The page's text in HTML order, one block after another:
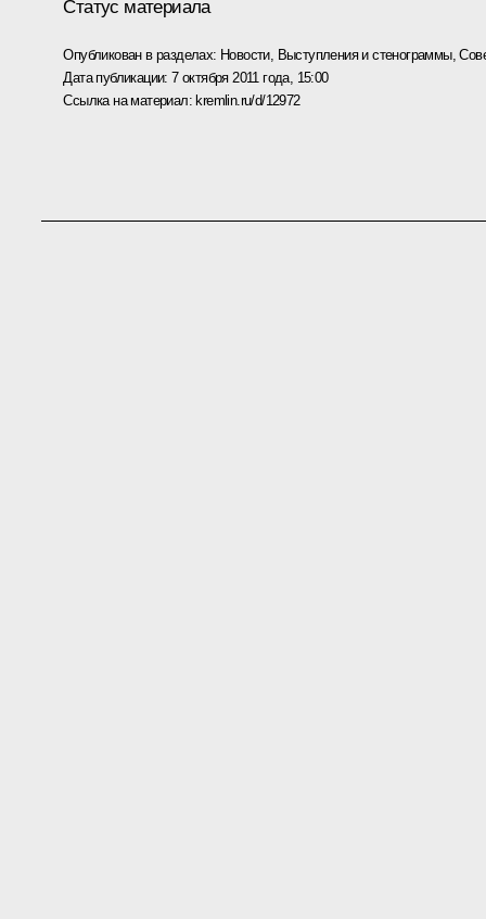
Статус материала
Опубликован в разделах: Новости, Выступления и стенограммы,
Дата публикации:7 октября 2011 года, 15:00
Ссылка на материал: kremlin.ru/d/12972